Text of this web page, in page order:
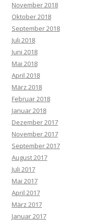
November 2018
Oktober 2018
September 2018
Juli 2018
Juni 2018
Mai 2018
April 2018
März 2018
Februar 2018
Januar 2018
Dezember 2017
November 2017
September 2017
August 2017
Juli 2017
Mai 2017
April 2017
März 2017
Januar 2017